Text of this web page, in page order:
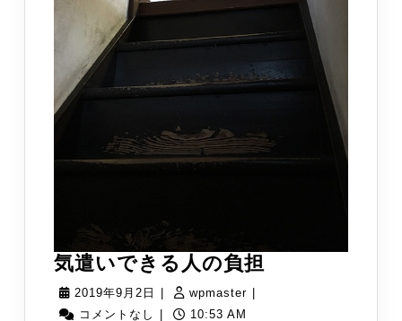
気遣いできる人の負担
2019年9月2日
2019
年
wpmaster wpmaster
コメントなし
10:53 AM